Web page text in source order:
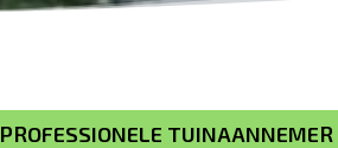
PROFESSIONELE